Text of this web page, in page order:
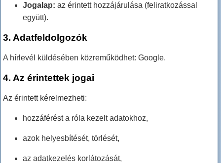
Jogalap: az érintett hozzájárulása (feliratkozással
együtt).
3. Adatfeldolgozók
A hírlevél küldésében közreműködhet: Google.
4. Az érintettek jogai
Az érintett kérelmezheti:
hozzáférést a róla kezelt adatokhoz,
azok helyesbítését, törlését,
az adatkezelés korlátozását,